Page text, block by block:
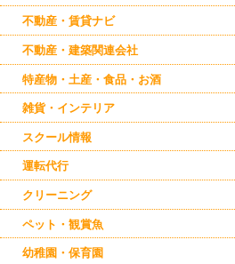
不動産・賃貸ナビ
不動産・建築関連会社
特産物・土産・食品・お酒
雑貨・インテリア
スクール情報
運転代行
クリーニング
ペット・観賞魚
幼稚園・保育園